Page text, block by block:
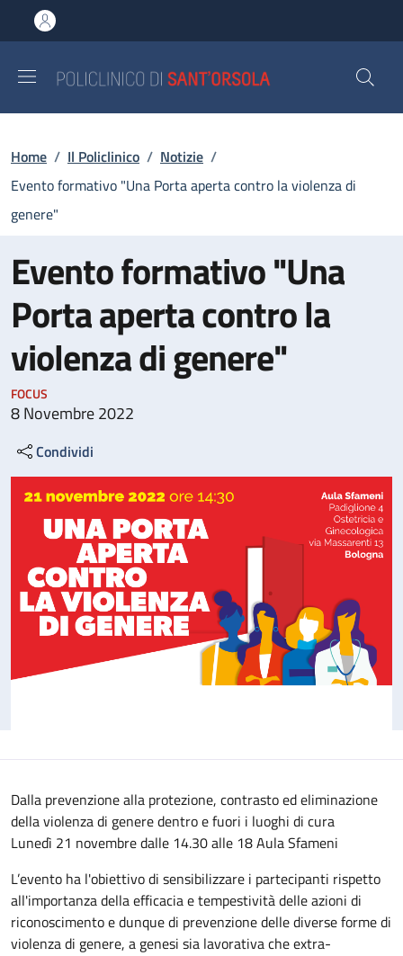
al contenuto principale
to footer content
Briciole di pane
Home / Il Policlinico / Notizie /
Evento formativo "Una Porta aperta contro la violenza di
genere"
Evento formativo "Una
Porta aperta contro la
violenza di genere"
FOCUS
8 Novembre 2022
Condividi
Dalla prevenzione alla protezione, contrasto ed eliminazione
della violenza di genere dentro e fuori i luoghi di cura
Lunedì 21 novembre dalle 14.30 alle 18 Aula Sfameni
L’evento ha l'obiettivo di sensibilizzare i partecipanti rispetto
all'importanza della efficacia e tempestività delle azioni di
riconoscimento e dunque di prevenzione delle diverse forme di
violenza di genere, a genesi sia lavorativa che extra-